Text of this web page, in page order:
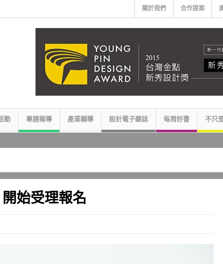
關於我們 合作提案
動 專題報導 產業輔導 設計電子雜誌 每周好書 不只
始受理報名